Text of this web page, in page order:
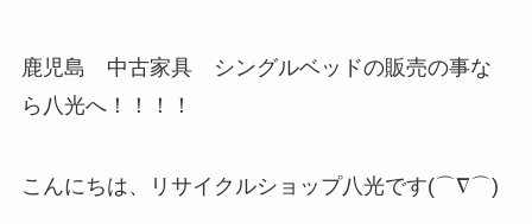
鹿児島 中古家具 シングルベッドの販売の事な
ら八光へ！！！！
こんにちは、リサイクルショップ八光です(⌒∇⌒)